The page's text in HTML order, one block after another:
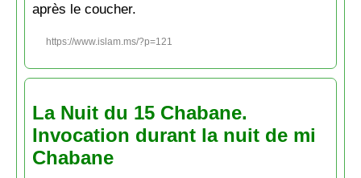
après le coucher.
https://www.islam.ms/?p=121
La Nuit du 15 Chabane.
Invocation durant la nuit de mi
Chabane